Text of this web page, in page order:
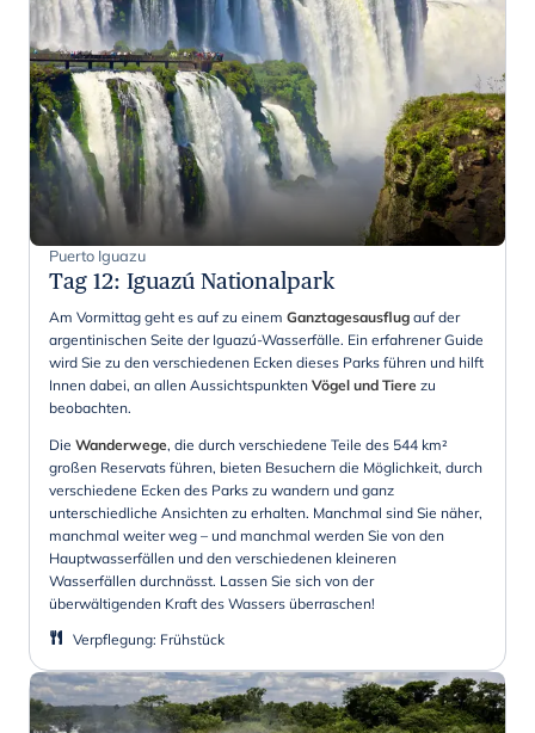
Puerto Iguazu
Tag 12: Iguazú Nationalpark
Am Vormittag geht es auf zu einem Ganztagesausflug auf der
argentinischen Seite der Iguazú-Wasserfälle. Ein erfahrener Guide
wird Sie zu den verschiedenen Ecken dieses Parks führen und hilft
Innen dabei, an allen Aussichtspunkten Vögel und Tiere zu
beobachten.
Die Wanderwege, die durch verschiedene Teile des 544 km²
großen Reservats führen, bieten Besuchern die Möglichkeit, durch
verschiedene Ecken des Parks zu wandern und ganz
unterschiedliche Ansichten zu erhalten. Manchmal sind Sie näher,
manchmal weiter weg – und manchmal werden Sie von den
Hauptwasserfällen und den verschiedenen kleineren
Wasserfällen durchnässt. Lassen Sie sich von der
überwältigenden Kraft des Wassers überraschen!
Verpflegung: Frühstück